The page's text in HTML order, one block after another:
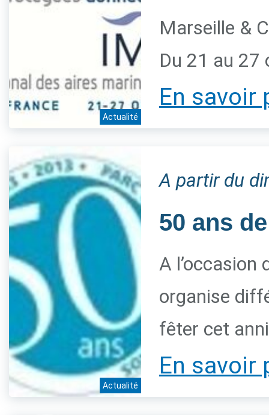
Actualité
Marseille &
Du 21 au 27
En savoir
Actualité
A partir du
50 ans
A l’occasion
organise
fêter cet
En savoir